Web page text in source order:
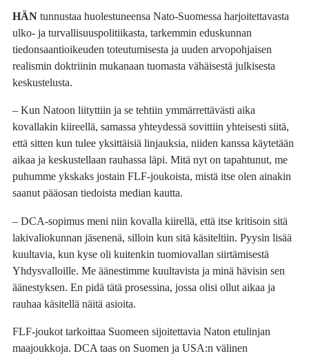
HÄN tunnustaa huolestuneensa Nato-Suomessa harjoitettavasta
ulko- ja turvallisuuspolitiikasta, tarkemmin eduskunnan
tiedonsaantioikeuden toteutumisesta ja uuden arvopohjaisen
realismin doktriinin mukanaan tuomasta vähäisestä julkisesta
keskustelusta.
– Kun Natoon liityttiin ja se tehtiin ymmärrettävästi aika
kovallakin kiireellä, samassa yhteydessä sovittiin yhteisesti siitä,
että sitten kun tulee yksittäisiä linjauksia, niiden kanssa käytetään
aikaa ja keskustellaan rauhassa läpi. Mitä nyt on tapahtunut, me
puhumme ykskaks jostain FLF-joukoista, mistä itse olen ainakin
saanut pääosan tiedoista median kautta.
– DCA-sopimus meni niin kovalla kiirellä, että itse kritisoin sitä
lakivaliokunnan jäsenenä, silloin kun sitä käsiteltiin. Pyysin lisää
kuultavia, kun kyse oli kuitenkin tuomiovallan siirtämisestä
Yhdysvalloille. Me äänestimme kuultavista ja minä hävisin sen
äänestyksen. En pidä tätä prosessina, jossa olisi ollut aikaa ja
rauhaa käsitellä näitä asioita.
FLF-joukot tarkoittaa Suomeen sijoitettavia Naton etulinjan
maajoukkoja. DCA taas on Suomen ja USA:n välinen